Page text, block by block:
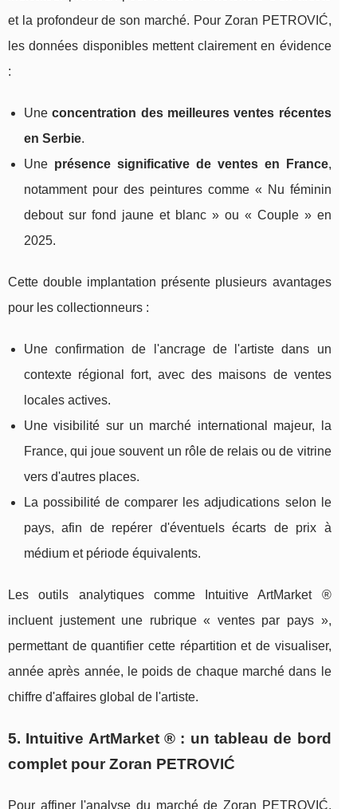
et la profondeur de son marché. Pour Zoran PETROVIĆ,
les données disponibles mettent clairement en évidence
:
Uneconcentration des meilleures ventes récentes
en Serbie.
Une présence significative de ventes en France,
notamment pour des peintures comme « Nu féminin
debout sur fond jaune et blanc » ou « Couple » en
2025.
Cette double implantation présente plusieurs avantages
pour les collectionneurs :
Une confirmation de l'ancrage de l'artiste dans un
contexte régional fort, avec des maisons de ventes
locales actives.
Une visibilité sur un marché international majeur, la
France, qui joue souvent un rôle de relais ou de vitrine
vers d'autres places.
La possibilité de comparer les adjudications selon le
pays, afin de repérer d'éventuels écarts de prix à
médium et période équivalents.
Les outils analytiques comme Intuitive ArtMarket ®
incluent justement une rubrique « ventes par pays »,
permettant de quantifier cette répartition et de visualiser,
année après année, le poids de chaque marché dans le
chiffre d'affaires global de l'artiste.
5. Intuitive ArtMarket ® : un tableau de bord
complet pour Zoran PETROVIĆ
Pour affiner l'analyse du marché de Zoran PETROVIĆ,